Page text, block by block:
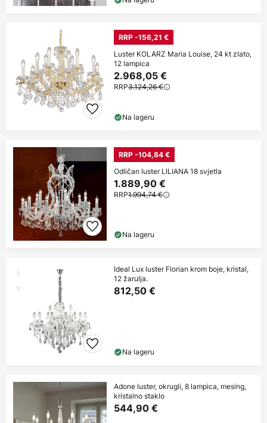
RRP -156,21 €
Luster KOLARZ Maria Louise, 24 kt zlato,
12 lampica
2.968,05 €
RRP3.124,26 €
Na lageru
RRP -104,84 €
Odličan luster LILIANA 18 svjetla
1.889,90 €
RRP1.994,74 €
Na lageru
Ideal Lux luster Florian krom boje, kristal,
12 žarulja.
812,50 €
Na lageru
Adone luster, okrugli, 8 lampica, mesing,
kristalno staklo
544,90 €